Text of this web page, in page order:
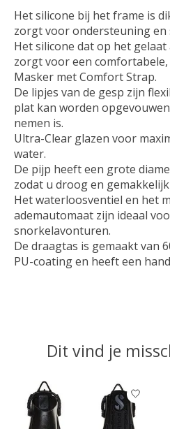
Het silicone bij het frame is
zorgt voor ondersteuning en
Het silicone dat op het
zorgt voor een
Masker met Comfort Strap.
De lipjes van de gesp zijn
plat kan worden
nemen is.
Ultra-Clear glazen voor
water.
De pijp heeft een grote
zodat u droog en
Het waterloosventiel en het
ademautomaat zijn ideaal
snorkelavonturen.
De draagtas is gemaakt van
PU-coating en heeft een
Dit vind je
Items van productcarrousel